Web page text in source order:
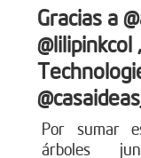
Gracias a
@lilipinkcol
Por sumar
árboles